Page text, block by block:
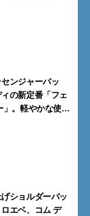
センジャーバッ
の新定番「フェ
」。軽やかな使い
げショルダーバッ
エベ、コム デ